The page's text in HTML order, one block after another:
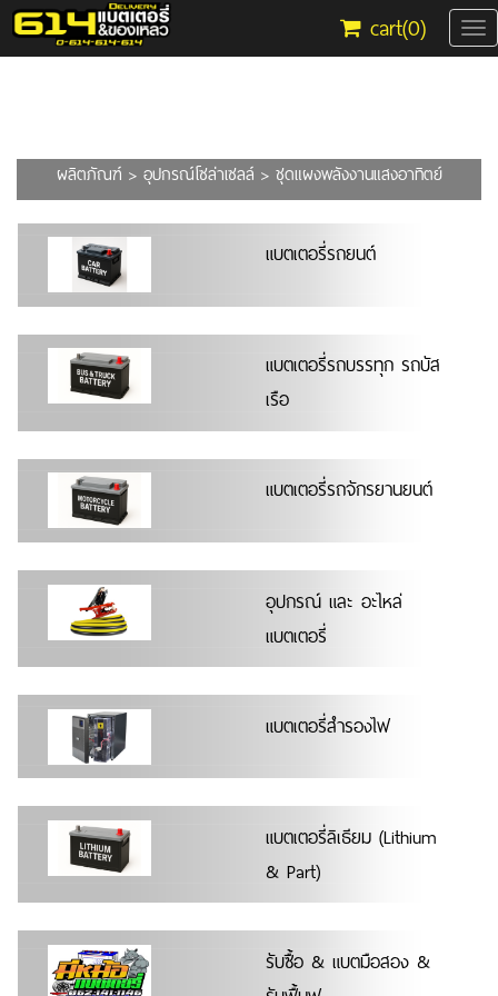
cart(0)
ผลิตภัณฑ์ > อุปกรณ์โซล่าเซลล์ > ชุดแผงพลังงานแสงอาทิตย์
แบตเตอรี่รถยนต์
แบตเตอรี่รถบรรทุก รถบัส
เรือ
แบตเตอรี่รถจักรยานยนต์
อุปกรณ์ และ อะไหล่
แบตเตอรี่
แบตเตอรี่สำรองไฟ
แบตเตอรี่ลิเธียม (Lithium
& Part)
รับซื้อ & แบตมือสอง &